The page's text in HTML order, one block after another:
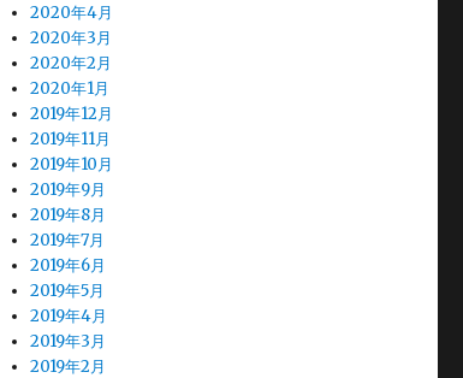
2020年4月
2020年3月
2020年2月
2020年1月
2019年12月
2019年11月
2019年10月
2019年9月
2019年8月
2019年7月
2019年6月
2019年5月
2019年4月
2019年3月
2019年2月